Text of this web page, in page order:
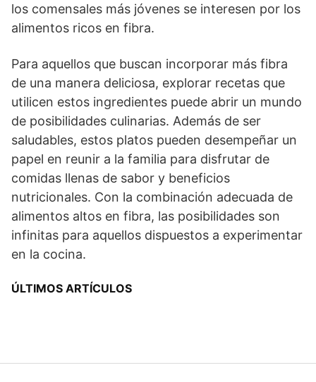
los comensales más jóvenes se interesen por los
alimentos ricos en fibra.
Para aquellos que buscan incorporar más fibra
de una manera deliciosa, explorar recetas que
utilicen estos ingredientes puede abrir un mundo
de posibilidades culinarias. Además de ser
saludables, estos platos pueden desempeñar un
papel en reunir a la familia para disfrutar de
comidas llenas de sabor y beneficios
nutricionales. Con la combinación adecuada de
alimentos altos en fibra, las posibilidades son
infinitas para aquellos dispuestos a experimentar
en la cocina.
ÚLTIMOS ARTÍCULOS